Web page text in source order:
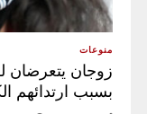
منوعات
زوجان يتعرضان
بسبب ارتدائهم